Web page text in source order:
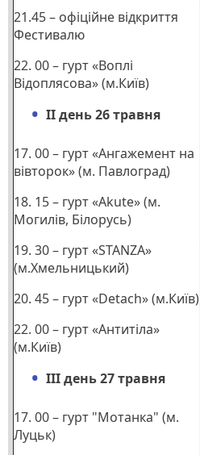
21.45 – офіційне відкриття
Фестивалю
22. 00 – гурт «Воплі
Відоплясова» (м.Київ)
ІІ день 26 травня
17. 00 – гурт «Ангажемент на
вівторок» (м. Павлоград)
18. 15 – гурт «Akutе» (м.
Могилів, Білорусь)
19. 30 – гурт «STANZA»
(м.Хмельницький)
20. 45 – гурт «Detach» (м.Київ)
22. 00 – гурт «Антитіла»
(м.Київ)
ІІІ день 27 травня
17. 00 – гурт "Мотанка" (м.
Луцьк)